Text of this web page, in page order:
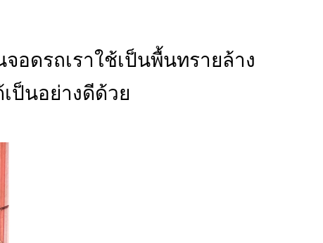
อดรถเราใช้เป็นพื้นทรายล้าง
ป็นอย่างดีด้วย